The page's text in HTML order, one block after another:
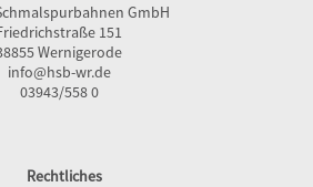
GmbH
151
Wernigerode
info@hsb-wr.de
03943/558 0
Rechtliches